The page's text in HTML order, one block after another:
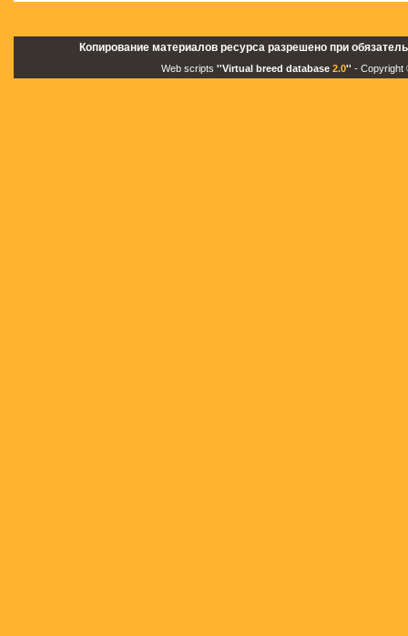
Копирование материалов ресурса разрешено при
Web scripts ''Virtual breed database 2.0'' - Copyright